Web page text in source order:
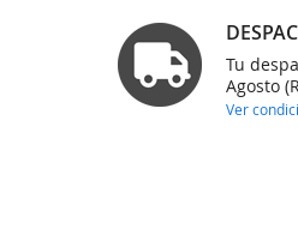
Tu
Agosto
Ver